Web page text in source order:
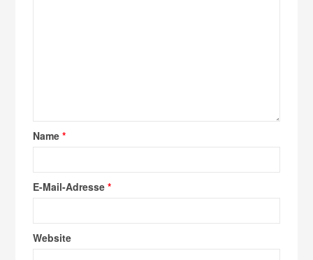
Name*
E-Mail-Adresse*
Website